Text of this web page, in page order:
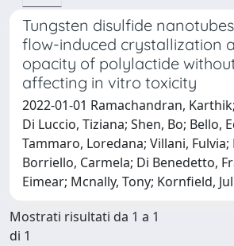
Tungsten disulfide
flow-induced crystallization
opacity of polylactide
affecting in vitro toxicity
2022-01-01 Ramachandran,
Di Luccio, Tiziana; Shen, Bo; Bello,
Tammaro, Loredana; Villani,
Borriello, Carmela; Di Benedetto,
Eimear; Mcnally, Tony; Kornfield,
Mostrati risultati da 1 a 1
di 1